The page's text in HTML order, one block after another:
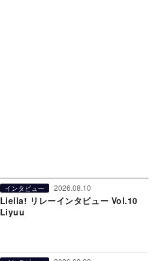
インタビュー 2026.08.10
Liella! リレーインタビュー Vol.10
Liyuu